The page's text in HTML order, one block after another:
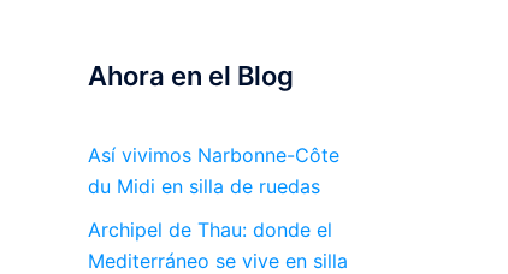
Ahora en el Blog
Así vivimos Narbonne-Côte
du Midi en silla de ruedas
Archipel de Thau: donde el
Mediterráneo se vive en silla